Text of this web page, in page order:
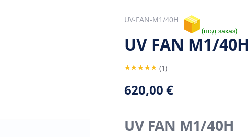
UV-FAN-M1/40H
под заказ
UV FAN M1/40H
Rating: 1
620,00 €
UV FAN M1/40H